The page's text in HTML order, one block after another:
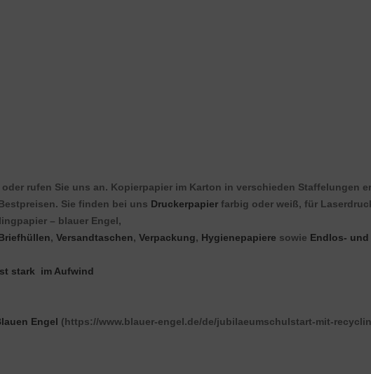
rufen Sie uns an. Kopierpapier im Karton in verschieden Staffelungen
Sie finden bei uns Druckerpapier farbig oder weiß, für
– blauer Engel,
, Versandtaschen, Verpackung, Hygienepapiere sowie Endlos-
stark im Aufwind
Engel (https://www.blauer-engel.de/de/jubilaeumschulstart-mit-